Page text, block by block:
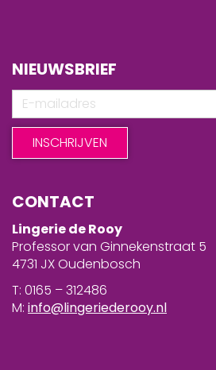
NIEUWSBRIEF
CONTACT
Lingerie de Rooy
Professor van Ginnekenstraat 5
4731 JX Oudenbosch
T: 0165 – 312486
M: info@lingeriederooy.nl